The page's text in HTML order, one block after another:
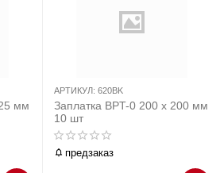
мм
АРТИКУЛ: 620BK
Заплатка BPT-0 200 х 200 мм
10 шт
предзаказ